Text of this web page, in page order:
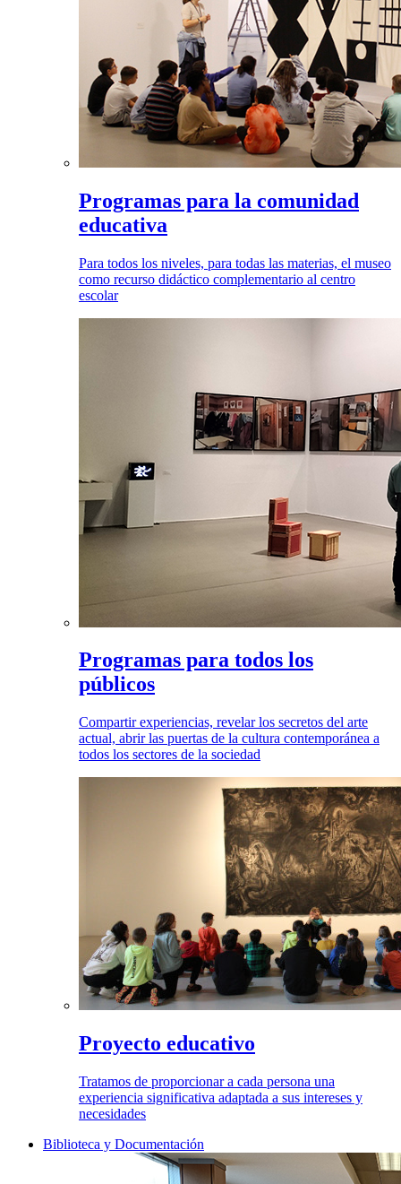
Programas para la comunidad
educativa
Para todos los niveles, para todas las materias, el museo
como recurso didáctico complementario al centro
escolar
Programas para todos los
públicos
Compartir experiencias, revelar los secretos del arte
actual, abrir las puertas de la cultura contemporánea a
todos los sectores de la sociedad
Proyecto educativo
Tratamos de proporcionar a cada persona una
experiencia significativa adaptada a sus intereses y
necesidades
Biblioteca y Documentación